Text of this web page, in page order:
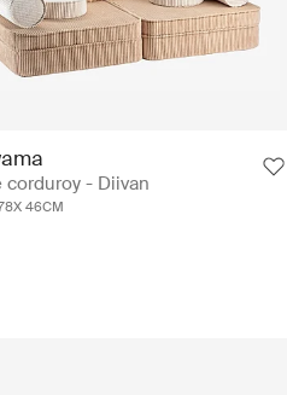
corduroy - Diivan
46CM